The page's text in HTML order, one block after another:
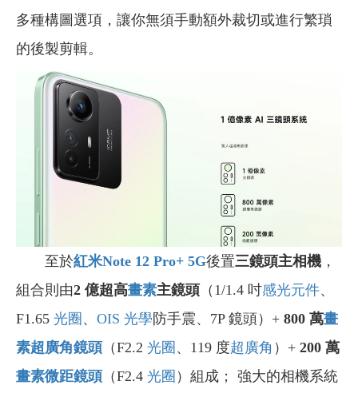
多種構圖選項，讓你無須手動額外裁切或進行繁瑣
的後製剪輯。
至於紅米Note 12 Pro+ 5G後置三鏡頭主相機 ，
組合則由2 億超高畫素主鏡頭 （1/1.4 吋感光元件、
F1.65 光圈 、 OIS 光學 防手震、7P 鏡頭）+ 800 萬畫
素超廣角鏡頭 （F2.2 光圈 、119 度超廣角 ）+ 200 萬
畫素微距鏡頭 （F2.4 光圈 ）組成； 強大的相機系統